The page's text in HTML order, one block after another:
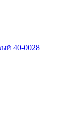
40-0028